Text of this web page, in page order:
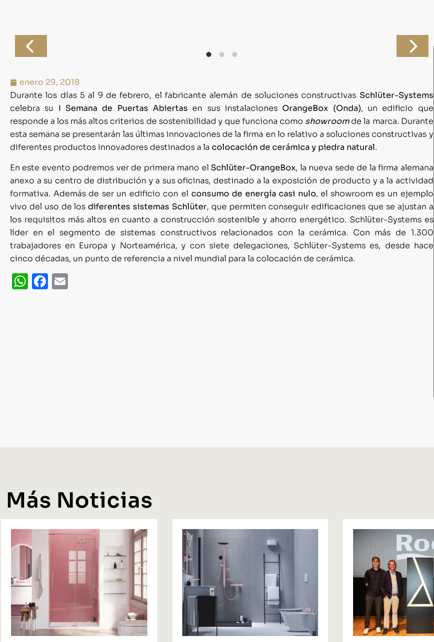
enero 29, 2018
Durante los días 5 al 9 de febrero, el fabricante alemán de soluciones constructivas Schlüter-Systems
celebra su I Semana de Puertas Abiertas en sus instalaciones OrangeBox (Onda), un edificio que
responde a los más altos criterios de sostenibilidad y que funciona como showroomde la marca. Durante
esta semana se presentarán las últimas innovaciones de la firma en lo relativo a soluciones constructivas y
diferentes productos innovadores destinados a la colocación de cerámica y piedra natural.
En este evento podremos ver de primera mano el Schlüter-OrangeBox, la nueva sede de la firma alemana
anexo a su centro de distribución y a sus oficinas, destinado a la exposición de producto y a la actividad
formativa. Además de ser un edificio con el consumo de energía casi nulo, el showroom es un ejemplo
vivo del uso de losdiferentes sistemas Schlüter, que permiten conseguir edificaciones que se ajustan a
los requisitos más altos en cuanto a construcción sostenible y ahorro energético. Schlüter-Systems es
líder en el segmento de sistemas constructivos relacionados con la cerámica. Con más de 1.300
trabajadores en Europa y Norteamérica, y con siete delegaciones, Schlüter-Systems es, desde hace
cinco décadas, un punto de referencia a nivel mundial para la colocación de cerámica.
WhatsApp
Facebook
Más Noticias